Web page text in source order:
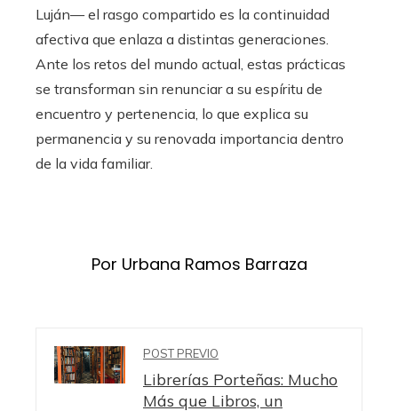
Luján— el rasgo compartido es la continuidad
afectiva que enlaza a distintas generaciones.
Ante los retos del mundo actual, estas prácticas
se transforman sin renunciar a su espíritu de
encuentro y pertenencia, lo que explica su
permanencia y su renovada importancia dentro
de la vida familiar.
Por Urbana Ramos Barraza
POST PREVIO
Librerías Porteñas: Mucho
Más que Libros, un